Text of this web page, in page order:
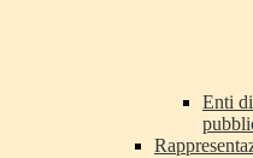
Enti